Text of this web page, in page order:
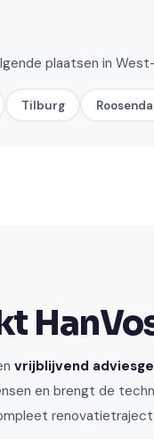
plaatsen in
Tilburg
vrijblijvend
en brengt de